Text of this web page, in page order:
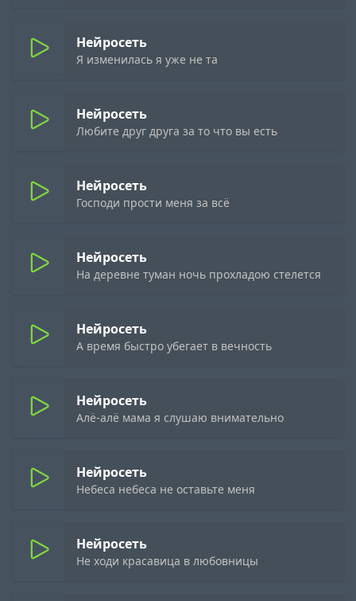
Нейросеть
Я изменилась я уже не та
Нейросеть
Любите друг друга за то что вы есть
Нейросеть
Господи прости меня за всё
Нейросеть
На деревне туман ночь прохладою стелется
Нейросеть
А время быстро убегает в вечность
Нейросеть
Алё-алё мама я слушаю внимательно
Нейросеть
Небеса небеса не оставьте меня
Нейросеть
Не ходи красавица в любовницы